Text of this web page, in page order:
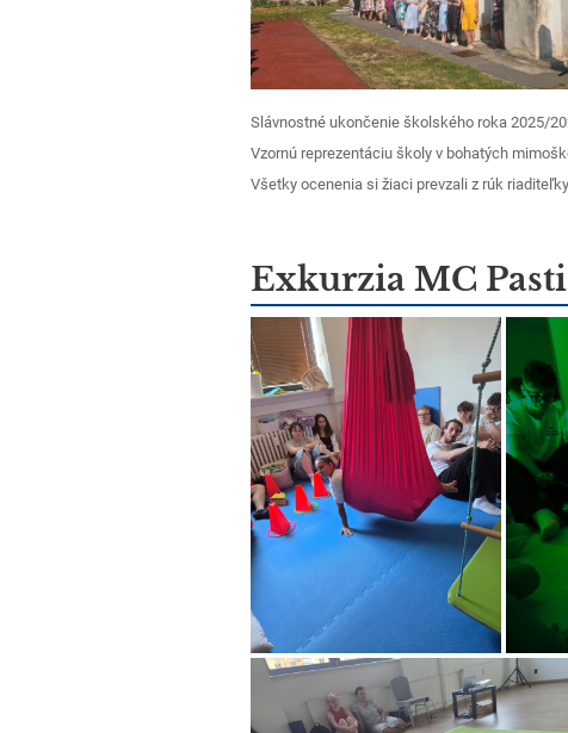
Slávnostné ukončenie školského roka 2025/
Vzornú reprezentáciu školy v bohatých
Všetky ocenenia si žiaci prevzali z rúk
Exkurzia MC